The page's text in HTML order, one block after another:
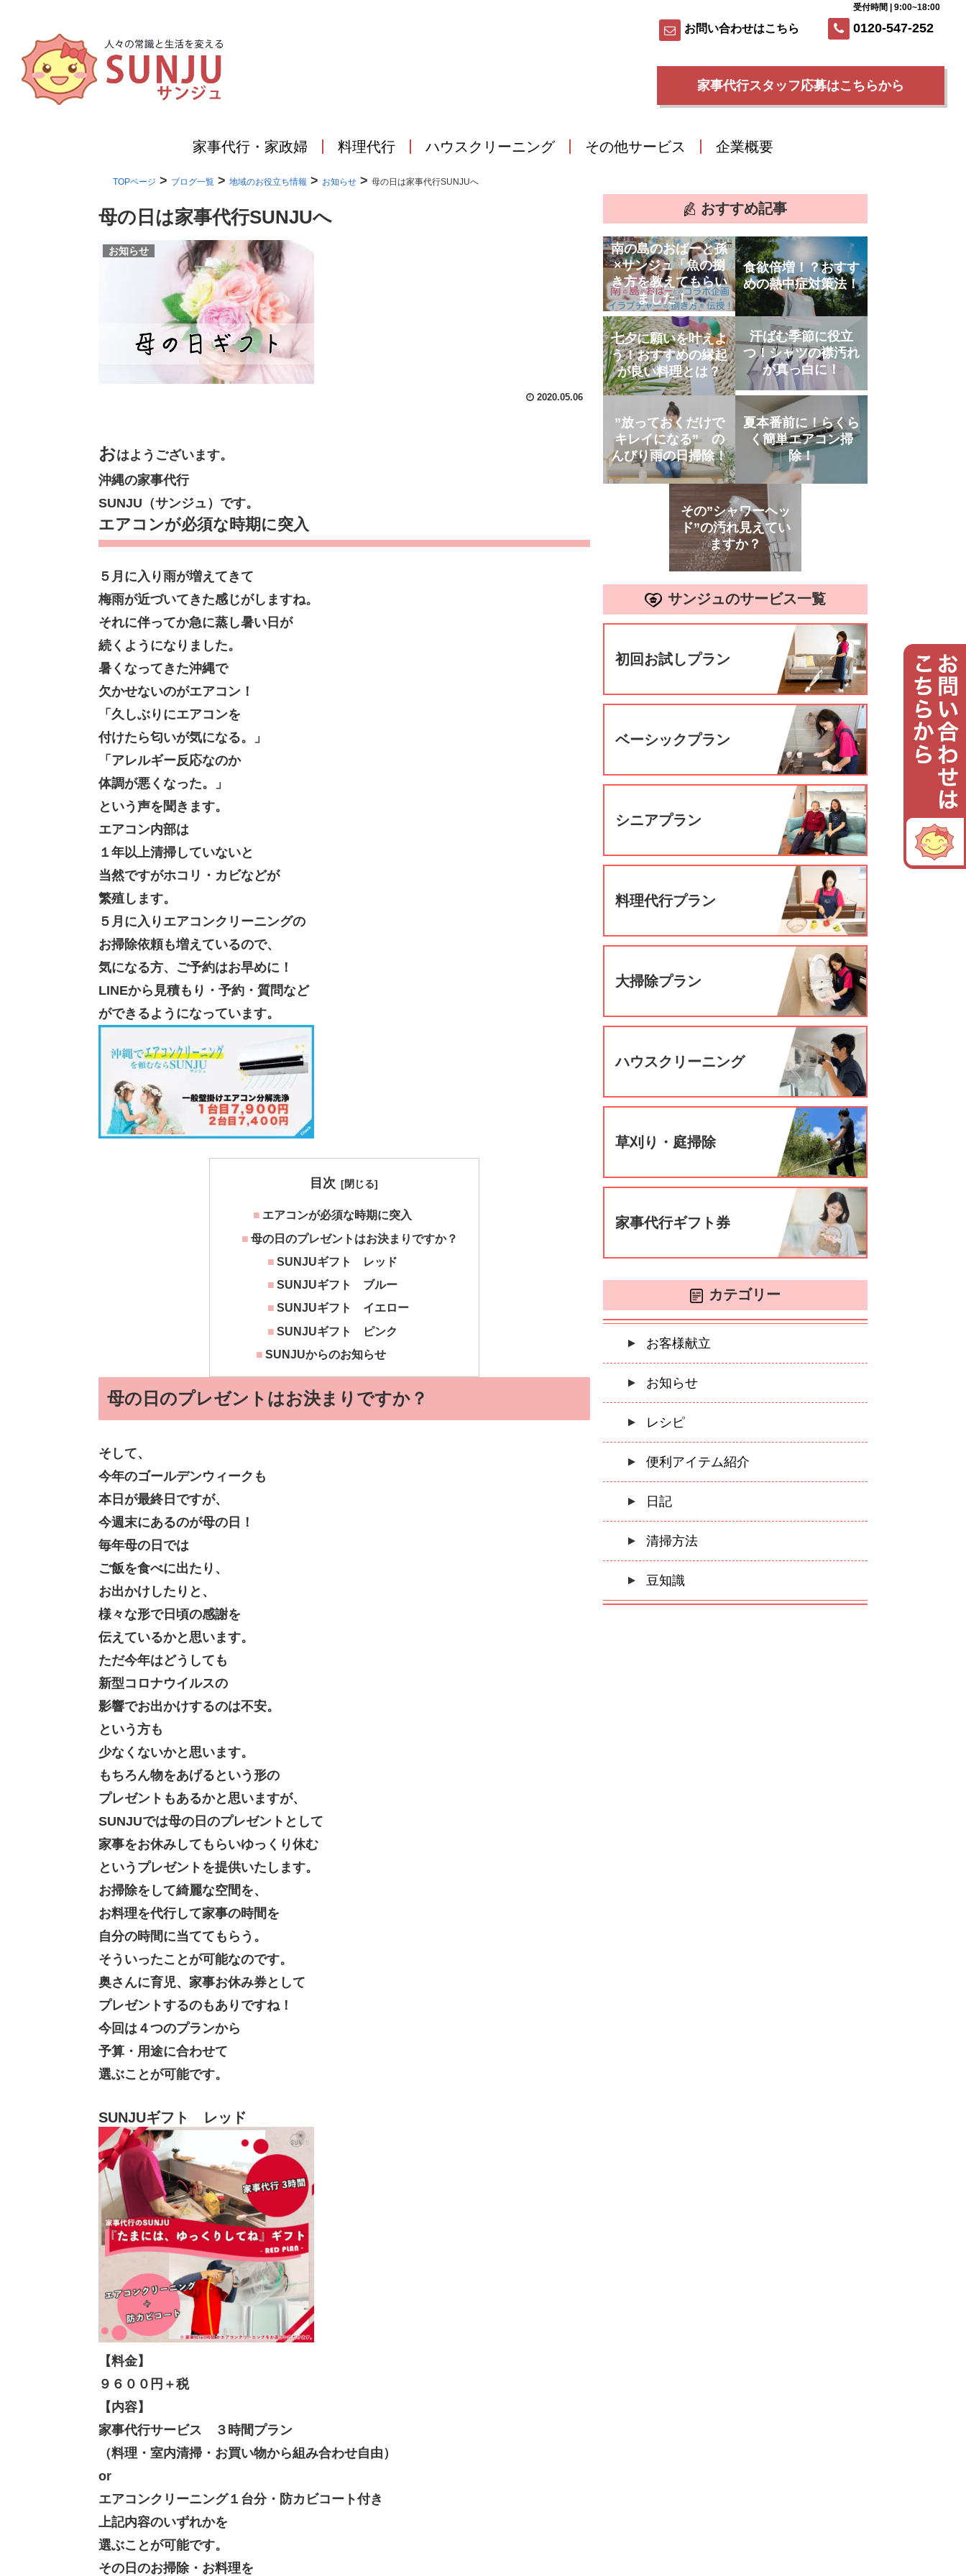
お問い合わせはこちら 0120-547-252
受付時間 | 9:00~18:00
家事代行スタッフ応募はこちらから
家事代行・家政婦 料理代行 ハウスクリーニング その他サービス 企業概要
TOPページ > ブログ一覧 > 地域のお役立ち情報 > お知らせ > 母の日は家事代行SUNJUへ
母の日は家事代行SUNJUへ
お知らせ
2020.05.06
おはようございます。
沖縄の家事代行
SUNJU（サンジュ）です。
エアコンが必須な時期に突入
５月に入り雨が増えてきて
梅雨が近づいてきた感じがしますね。
それに伴ってか急に蒸し暑い日が
続くようになりました。
暑くなってきた沖縄で
欠かせないのがエアコン！
「久しぶりにエアコンを
付けたら匂いが気になる。」
「アレルギー反応なのか
体調が悪くなった。」
という声を聞きます。
エアコン内部は
１年以上清掃していないと
当然ですがホコリ・カビなどが
繁殖します。
５月に入りエアコンクリーニングの
お掃除依頼も増えているので、
気になる方、ご予約はお早めに！
LINEから見積もり・予約・質問など
ができるようになっています。
目次
エアコンが必須な時期に突入
母の日のプレゼントはお決まりですか？
SUNJUギフト レッド
SUNJUギフト ブルー
SUNJUギフト イエロー
SUNJUギフト ピンク
SUNJUからのお知らせ
母の日のプレゼントはお決まりですか？
そして、
今年のゴールデンウィークも
本日が最終日ですが、
今週末にあるのが母の日！
毎年母の日では
ご飯を食べに出たり、
お出かけしたりと、
様々な形で日頃の感謝を
伝えているかと思います。
ただ今年はどうしても
新型コロナウイルスの
影響でお出かけするのは不安。
という方も
少なくないかと思います。
もちろん物をあげるという形の
プレゼントもあるかと思いますが、
SUNJUでは母の日のプレゼントとして
家事をお休みしてもらいゆっくり休む
というプレゼントを提供いたします。
お掃除をして綺麗な空間を、
お料理を代行して家事の時間を
自分の時間に当ててもらう。
そういったことが可能なのです。
奥さんに育児、家事お休み券として
プレゼントするのもありですね！
今回は４つのプランから
予算・用途に合わせて
選ぶことが可能です。
SUNJUギフト レッド
【料金】
９６００円＋税
【内容】
家事代行サービス ３時間プラン
（料理・室内清掃・お買い物から組み合わせ自由）
or
エアコンクリーニング１台分・防カビコート付き
上記内容のいずれかを
選ぶことが可能です。
その日のお掃除・お料理を
おすすめ記事
南の島のおばーと孫
×サンジュ「魚の捌
き方を教えてもらい
ました！」
食欲倍増！？おすす
めの熱中症対策法！
七夕に願いを叶えよ
う！おすすめの縁起
が良い料理とは？
汗ばむ季節に役立
つ！シャツの襟汚れ
が真っ白に！
”放っておくだけで
キレイになる” の
んびり雨の日掃除！
夏本番前に！らくら
く簡単エアコン掃
除！
その”シャワーヘッ
ド”の汚れ見えてい
ますか？
サンジュのサービス一覧
初回お試しプラン
ベーシックプラン
シニアプラン
料理代行プラン
大掃除プラン
ハウスクリーニング
草刈り・庭掃除
家事代行ギフト券
カテゴリー
お客様献立
お知らせ
レシピ
便利アイテム紹介
日記
清掃方法
豆知識